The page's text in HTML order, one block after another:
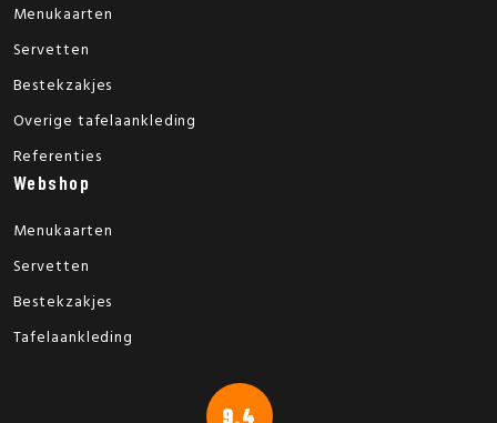
Menukaarten
Servetten
Bestekzakjes
Overige tafelaankleding
Referenties
Webshop
Menukaarten
Servetten
Bestekzakjes
Tafelaankleding
9.4